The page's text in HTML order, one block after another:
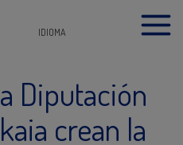
IDIOMA
Diputación
crean la